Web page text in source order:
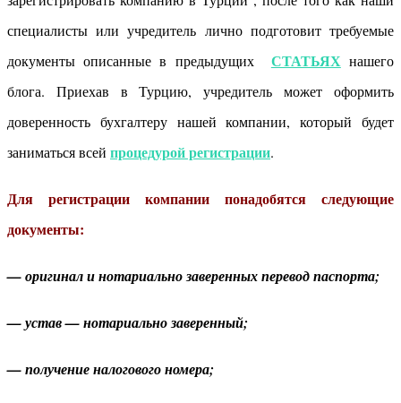
специалисты или учредитель лично подготовит требуемые
документы описанные в предыдущих СТАТЬЯХ нашего
блога. Приехав в Турцию, учредитель может оформить
доверенность бухгалтеру нашей компании, который будет
заниматься всей процедурой регистрации.
Для регистрации компании понадобятся следующие
документы:
— оригинал и нотариально заверенных перевод паспорта;
— устав — нотариально заверенный;
— получение налогового номера;